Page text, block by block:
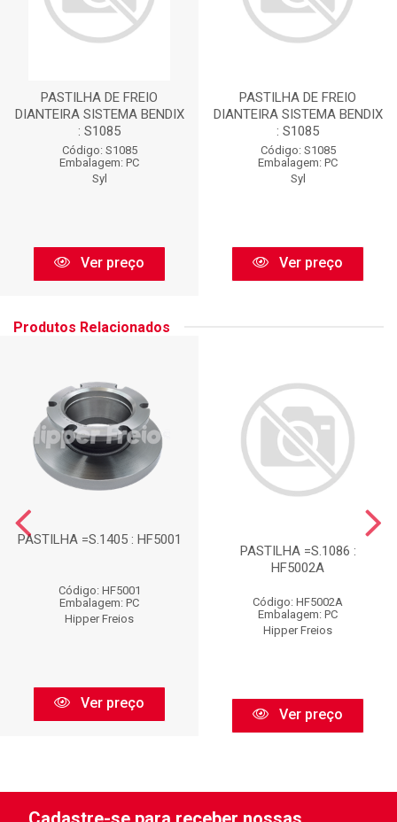
PASTILHA DE FREIO
DIANTEIRA SISTEMA BENDIX
: S1085
Código: S1085
Embalagem: PC
Syl
Ver preço
PASTILHA DE FREIO
DIANTEIRA SISTEMA BENDIX
: S1085
Código: S1085
Embalagem: PC
Syl
Ver preço
Produtos Relacionados
PASTILHA =S.1405 : HF5001
Código: HF5001
Embalagem: PC
Hipper Freios
Ver preço
PASTILHA =S.1086 :
HF5002A
Código: HF5002A
Embalagem: PC
Hipper Freios
Ver preço